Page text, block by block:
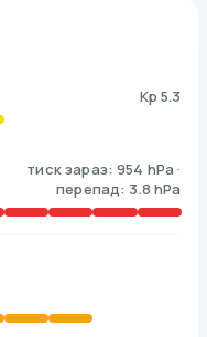
Kp 5.3
тиск зараз: 954 hPa ·
перепад: 3.8 hPa